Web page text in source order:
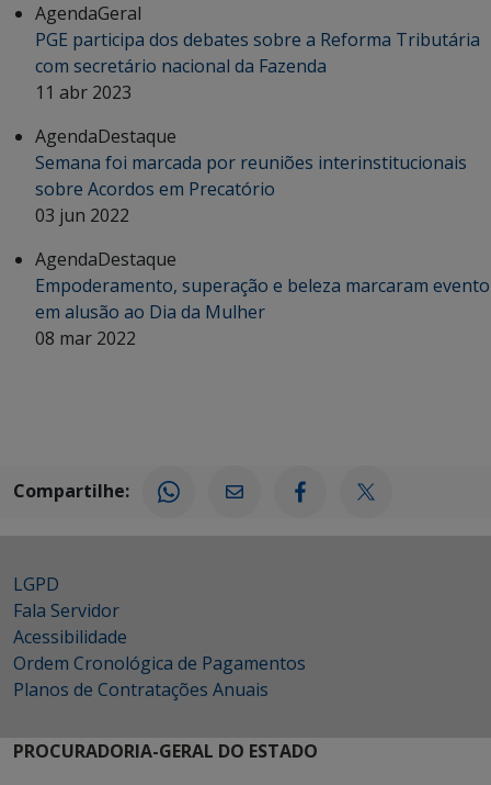
AgendaGeral
PGE participa dos debates sobre a Reforma Tributária
com secretário nacional da Fazenda
11 abr 2023
AgendaDestaque
Semana foi marcada por reuniões interinstitucionais
sobre Acordos em Precatório
03 jun 2022
AgendaDestaque
Empoderamento, superação e beleza marcaram evento
em alusão ao Dia da Mulher
08 mar 2022
Compartilhe:
LGPD
Fala Servidor
Acessibilidade
Ordem Cronológica de Pagamentos
Planos de Contratações Anuais
PROCURADORIA-GERAL DO ESTADO